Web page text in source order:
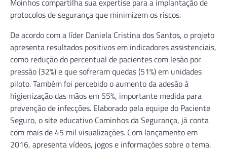
protocolos de segurança que minimizem os riscos.
De acordo com a líder Daniela Cristina dos Santos, o projeto
apresenta resultados positivos em indicadores assistenciais,
como redução do percentual de pacientes com lesão por
pressão (32%) e que sofreram quedas (51%) em unidades
piloto. Também foi percebido o aumento da adesão à
higienização das mãos em 55%, importante medida para
prevenção de infecções. Elaborado pela equipe do Paciente
Seguro, o site educativo Caminhos da Segurança, já conta
com mais de 45 mil visualizações. Com lançamento em
2016, apresenta vídeos, jogos e informações sobre o tema.